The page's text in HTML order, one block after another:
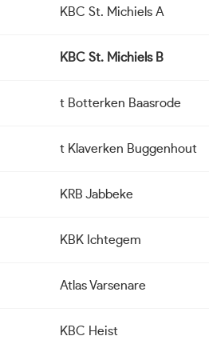
KBC St. Michiels A
KBC St. Michiels B
t Botterken Baasrode
t Klaverken Buggenhout
KRB Jabbeke
KBK Ichtegem
Atlas Varsenare
KBC Heist